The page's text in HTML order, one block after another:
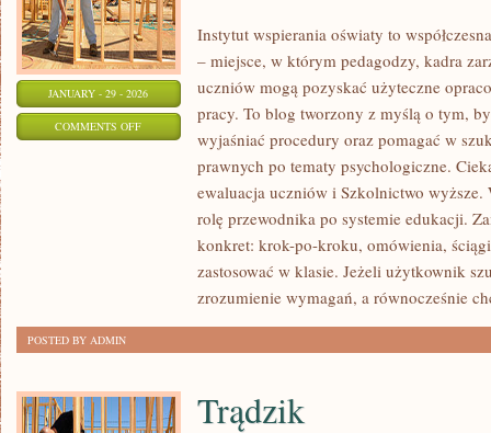
JANUARY - 29 - 2026
COMMENTS OFFON
DYDAKTYCZNE
Instytut wspierania oświaty to
– miejsce, w którym pedagodzy, kadra
uczniów mogą pozyskać użyteczne
pracy. To blog tworzony z myślą o tym,
wyjaśniać procedury oraz pomagać w
prawnych po tematy psychologiczne.
ewaluacja uczniów i Szkolnictwo wyższe.
rolę przewodnika po systemie edukacji.
konkret: krok-po-kroku, omówienia,
zastosować w klasie. Jeżeli użytkownik
zrozumienie wymagań, a równocześnie
POSTED BY ADMIN
Trądzik